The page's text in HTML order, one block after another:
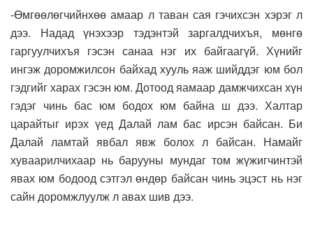
-Өмгөөлөгчийнхөө амаар л таван сая гэчихсэн хэрэг л
дээ. Надад үнэхээр тэдэнтэй заргалдчихъя, мөнгө
гаргуулчихъя гэсэн санаа нэг их байгаагүй. Хүнийг
ингэж доромжилсон байхад хууль яаж шийддэг юм бол
гэдгийг харах гэсэн юм. Дотоод яамаар дамжчихсан хүн
гэдэг чинь бас юм бодох юм байна ш дээ. Халтар
царайтыг ирэх үед Далай лам бас ирсэн байсан. Би
Далай ламтай явбал явж болох л байсан. Намайг
хуваарилчихаар нь барууны мундаг том жүжигчинтэй
явах юм бодоод сэтгэл өндөр байсан чинь эцэст нь нэг
сайн доромжлуулж л авах шив дээ.